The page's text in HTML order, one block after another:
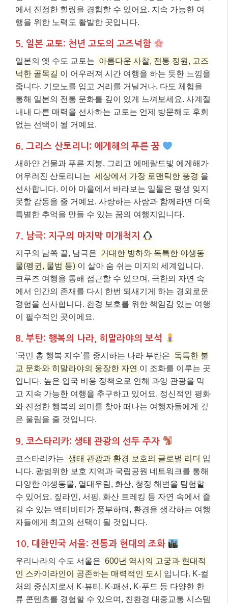
에서 진정한 힐링을 경험할 수 있어요. 지속 가능한 여
행을 위한 노력도 활발한 곳입니다.
5. 일본 교토: 천년 고도의 고즈넉함
일본의 옛 수도 교토는 아름다운 사찰, 전통 정원, 고즈
넉한 골목길 이 어우러져 시간 여행을 하는 듯한 느낌을
줍니다. 기모노를 입고 거리를 거닐거나, 다도 체험을
통해 일본의 전통 문화를 깊이 있게 느껴보세요. 사계절
내내 다른 매력을 선사하는 교토는 언제 방문해도 후회
없는 선택이 될 거예요.
6. 그리스 산토리니: 에게해의 푸른 꿈
새하얀 건물과 푸른 지붕, 그리고 에메랄드빛 에게해가
어우러진 산토리니는 세상에서 가장 로맨틱한 풍경 을
선사합니다. 이아 마을에서 바라보는 일몰은 평생 잊지
못할 감동을 줄 거예요. 사랑하는 사람과 함께라면 더욱
특별한 추억을 만들 수 있는 꿈의 여행지입니다.
7. 남극: 지구의 마지막 미개척지
지구의 남쪽 끝, 남극은 거대한 빙하와 독특한 야생동
물(펭귄, 물범 등) 이 살아 숨 쉬는 미지의 세계입니다.
크루즈 여행을 통해 접근할 수 있으며, 극한의 자연 속
에서 인간의 존재를 다시 한번 되새기게 하는 경외로운
경험을 선사합니다. 환경 보호를 위한 책임감 있는 여행
이 필수적인 곳이에요.
8. 부탄: 행복의 나라, 히말라야의 보석
‘국민 총 행복 지수’를 중시하는 나라 부탄은 독특한 불
교 문화와 히말라야의 웅장한 자연 이 조화를 이루는 곳
입니다. 높은 입국 비용 정책으로 인해 과잉 관광을 막
고 지속 가능한 여행을 추구하고 있어요. 정신적인 평화
와 진정한 행복의 의미를 찾아 떠나는 여행자들에게 깊
은 울림을 줄 것입니다.
9. 코스타리카: 생태 관광의 선두 주자
코스타리카는 생태 관광과 환경 보호의 글로벌 리더 입
니다. 광범위한 보호 지역과 국립공원 네트워크를 통해
다양한 야생동물, 열대우림, 화산, 청정 해변을 탐험할
수 있어요. 짚라인, 서핑, 화산 트레킹 등 자연 속에서 즐
길 수 있는 액티비티가 풍부하며, 환경을 생각하는 여행
자들에게 최고의 선택이 될 것입니다.
10. 대한민국 서울: 전통과 현대의 조화
우리나라의 수도 서울은 600년 역사의 고궁과 현대적
인 스카이라인이 공존하는 매력적인 도시
입니다. K-컬
처의 중심지로서 K-뷰티, K-패션, K-푸드 등 다양한 한
류 콘텐츠를 경험할 수 있으며, 친환경 대중교통 시스템